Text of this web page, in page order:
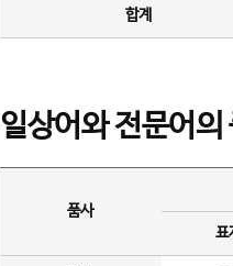
합계
일상어와 전문어의
품사
표